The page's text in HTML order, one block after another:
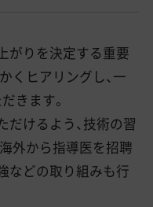
がりを決定する重要
くヒアリングし、一
きます。
だけるよう、技術の習
外から指導医を招聘
などの取り組みも行